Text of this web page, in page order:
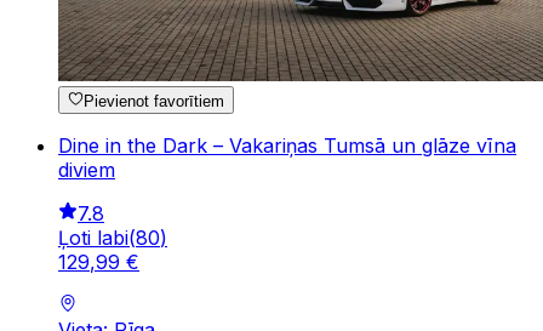
Pievienot favorītiem
Dine in the Dark – Vakariņas Tumsā un glāze vīna
diviem
7.8
Ļoti labi(80)
129,99 €